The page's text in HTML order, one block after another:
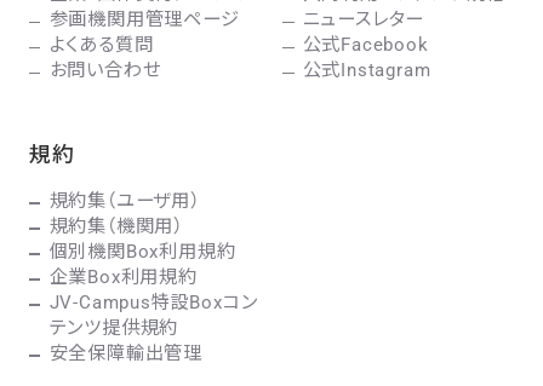
参画機関用管理ページ
よくある質問
お問い合わせ
ニュースレター
公式Facebook
公式Instagram
規約
規約集（ユーザ用）
規約集（機関用）
個別機関Box利用規約
企業Box利用規約
JV-Campus特設Boxコン
テンツ提供規約
安全保障輸出管理